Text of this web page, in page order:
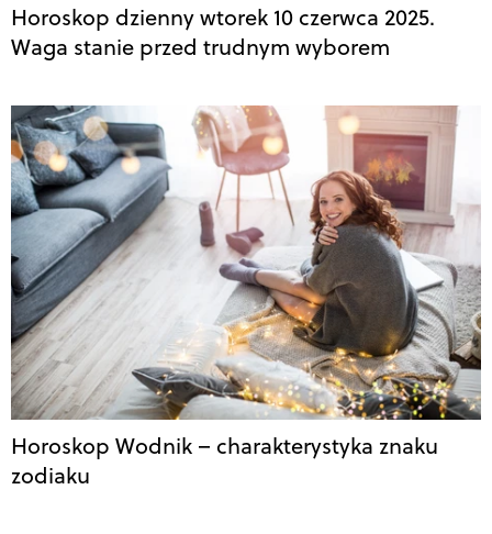
Horoskop dzienny wtorek 10 czerwca 2025.
Waga stanie przed trudnym wyborem
Horoskop Wodnik – charakterystyka znaku
zodiaku